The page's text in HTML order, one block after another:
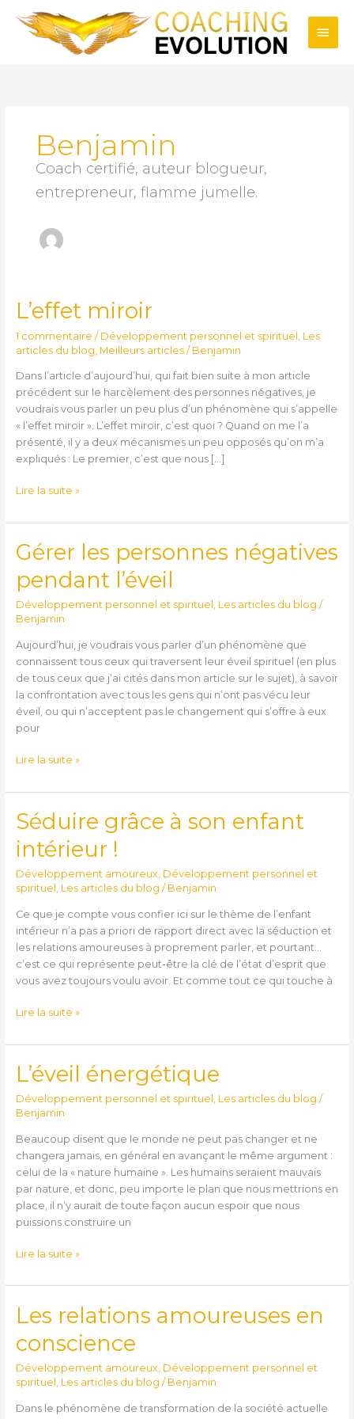
contenu
Benjamin
Coach certifié, auteur blogueur,
entrepreneur, flamme jumelle.
L’effet miroir
1 commentaire / Développement personnel et spirituel Les
articles du blog Meilleurs articles/ Benjamin
Dans l’article d’aujourd’hui, qui fait bien suite à mon article
précédent sur le harcèlement des personnes négatives, je
voudrais vous parler un peu plus d’un phénomène qui s’appelle
« l’effet miroir ». L’effet miroir, c’est quoi ? Quand on me l’a
présenté, il y a deux mécanismes un peu opposés qu’on m’a
expliqués : Le premier, c’est que nous […]
L’effet
miroir
Lire la suite »
Gérer les personnes négatives
pendant l’éveil
Développement personnel et spirituel , Les articles du blog /
Benjamin
Aujourd’hui, je voudrais vous parler d’un phénomène que
connaissent tous ceux qui traversent leur éveil spirituel (en plus
de tous ceux que j’ai cités dans mon article sur le sujet), à savoir
la confrontation avec tous les gens qui n’ont pas vécu leur
éveil, ou qui n’acceptent pas le changement qui s’offre à eux
pour
Gérer
les
personnes
pendant
Lire la suite »
Séduire grâce à son enfant
intérieur !
Développement amoureux, Développement personnel et
spirituel , Les articles du blog / Benjamin
Ce que je compte vous confier ici sur le thème de l’enfant
intérieur n’a pas a priori de rapport direct avec la séduction et
les relations amoureuses à proprement parler, et pourtant…
c’est ce qui représente peut-être la clé de l’état d’esprit que
vous avez toujours voulu avoir. Et comme tout ce qui touche à
Séduire
grâce
à
enfant
!
Lire la suite »
L’éveil énergétique
Développement personnel et spirituel , Les articles du blog /
Benjamin
Beaucoup disent que le monde ne peut pas changer et ne
changera jamais, en général en avançant le même argument :
celui de la « nature humaine ». Les humains seraient mauvais
par nature, et donc, peu importe le plan que nous mettrions en
place, il n’y aurait de toute façon aucun espoir que nous
puissions construire un
L’éveil
énergétique
Lire la suite »
Les relations amoureuses en
conscience
Développement amoureux, Développement personnel et
spirituel , Les articles du blog / Benjamin
Dans le phénomène de transformation de la société actuelle
Les
relations
amoureuses
conscience